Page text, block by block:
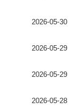
2026-05-30
2026-05-29
2026-05-29
2026-05-28